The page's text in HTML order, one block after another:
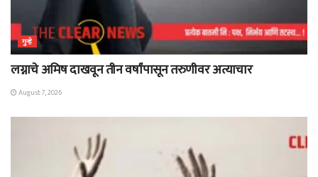
गुन्हे
लग्नाचे अमिष दाखवून तीन वर्षांपासून तरुणीवर अत्याचार
August 7, 2026